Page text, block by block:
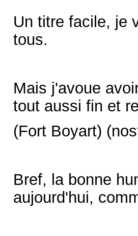
Un titre facile, je
tous.
Mais j'avoue
tout aussi fin et
(Fort Boyart)
Bref, la bonne
aujourd'hui,